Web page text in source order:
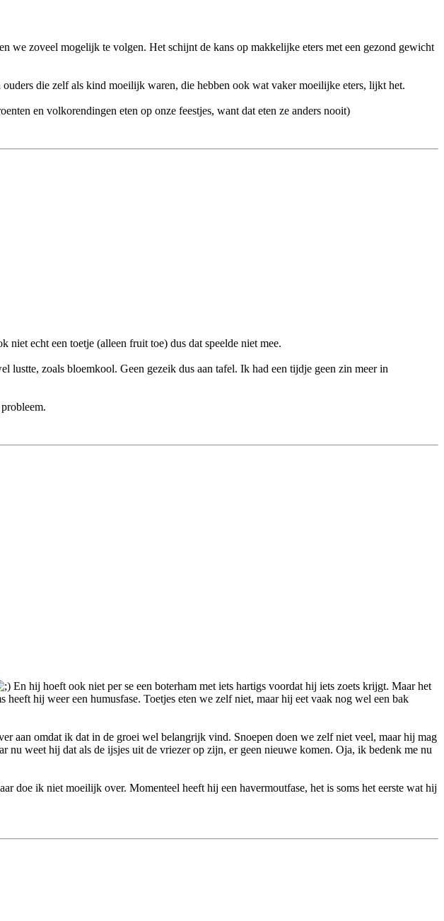
we zoveel mogelijk te volgen. Het schijnt de kans op makkelijke eters met een gezond gewicht
die zelf als kind moeilijk waren, die hebben ook wat vaker moeilijke eters, lijkt het.
en volkorendingen eten op onze feestjes, want dat eten ze anders nooit)
echt een toetje (alleen fruit toe) dus dat speelde niet mee.
zoals bloemkool. Geen gezeik dus aan tafel. Ik had een tijdje geen zin meer in
En hij hoeft ook niet per se een boterham met iets hartigs voordat hij iets zoets krijgt. Maar het
hij weer een humusfase. Toetjes eten we zelf niet, maar hij eet vaak nog wel een bak
aan omdat ik dat in de groei wel belangrijk vind. Snoepen doen we zelf niet veel, maar hij mag
nu weet hij dat als de ijsjes uit de vriezer op zijn, er geen nieuwe komen. Oja, ik bedenk me nu
doe ik niet moeilijk over. Momenteel heeft hij een havermoutfase, het is soms het eerste wat hij